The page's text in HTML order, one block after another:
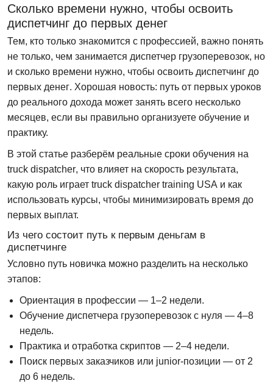
Сколько времени нужно, чтобы освоить
диспетчинг до первых денег
Тем, кто только знакомится с профессией, важно понять
не только, чем занимается диспетчер грузоперевозок, но
и сколько времени нужно, чтобы освоить диспетчинг до
первых денег. Хорошая новость: путь от первых уроков
до реального дохода может занять всего несколько
месяцев, если вы правильно организуете обучение и
практику.
В этой статье разберём реальные сроки обучения на
truck dispatcher, что влияет на скорость результата,
какую роль играет truck dispatcher training USA и как
использовать курсы, чтобы минимизировать время до
первых выплат.
Из чего состоит путь к первым деньгам в
диспетчинге
Условно путь новичка можно разделить на несколько
этапов:
Ориентация в профессии — 1–2 недели.
Обучение диспетчера грузоперевозок с нуля — 4–8
недель.
Практика и отработка скриптов — 2–4 недели.
Поиск первых заказчиков или junior-позиции — от 2
до 6 недель.